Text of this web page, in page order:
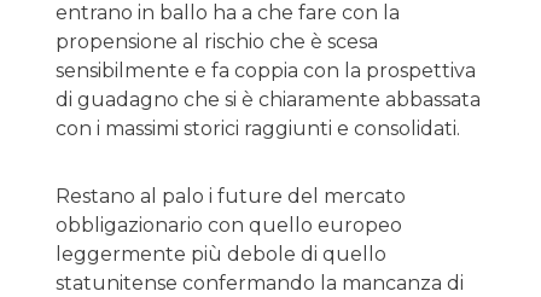
entrano in ballo ha a che fare con la
propensione al rischio che è scesa
sensibilmente e fa coppia con la prospettiva
di guadagno che si è chiaramente abbassata
con i massimi storici raggiunti e consolidati.
Restano al palo i future del mercato
obbligazionario con quello europeo
leggermente più debole di quello
statunitense confermando la mancanza di